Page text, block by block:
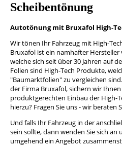
Scheibentönung
Autotönung mit Bruxafol High-
Wir tönen Ihr Fahrzeug mit High-
Bruxafol ist ein namhafter
welche sich seit über 30 Jahren auf
Folien sind High-Tech Produkte,
"Baumarktfolien" zu vergleichen
der Firma Bruxafol, sichern wir
produktgerechten Einbau der High-
hierzu? Fragen Sie uns - wir beraten
Und falls Ihr Fahrzeug in der
sein sollte, dann wenden Sie sich
umgehend ein Angebot